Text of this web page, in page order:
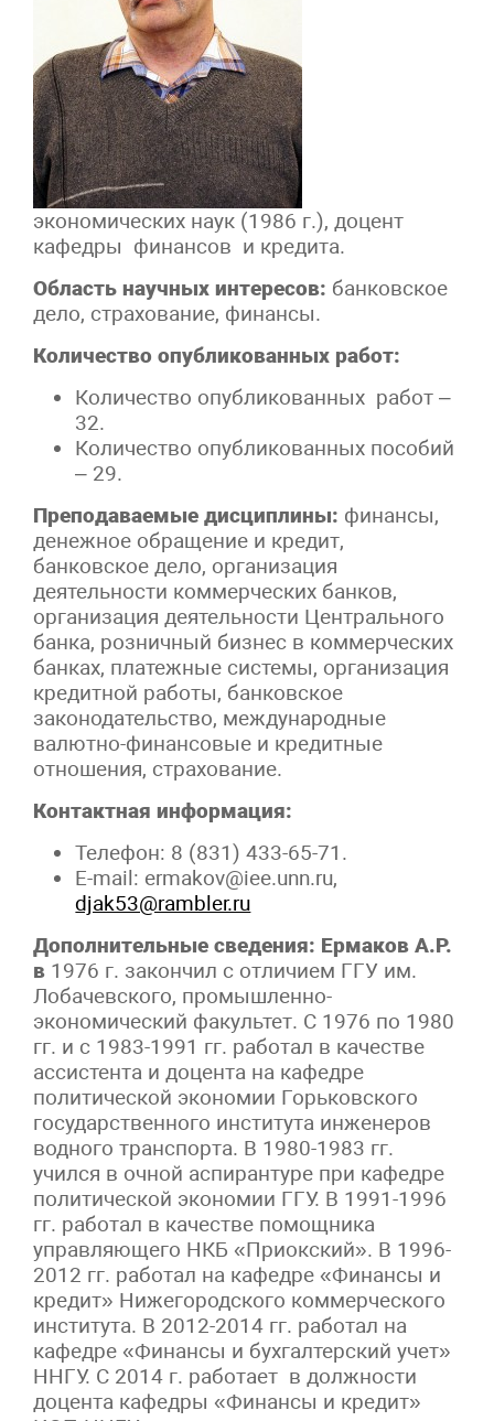
экономических наук (1986 г.), доцент
кафедры финансов и кредита.
Область научных интересов: банковское
дело, страхование, финансы.
Количество опубликованных работ:
Количество опубликованных работ –
32.
Количество опубликованных пособий
– 29.
Преподаваемые дисциплины: финансы,
денежное обращение и кредит,
банковское дело, организация
деятельности коммерческих банков,
организация деятельности Центрального
банка, розничный бизнес в коммерческих
банках, платежные системы, организация
кредитной работы, банковское
законодательство, международные
валютно-финансовые и кредитные
отношения, страхование.
Контактная информация:
Телефон: 8 (831) 433-65-71.
E-mail: ermakov@iee.unn.ru,
djak53@rambler.ru
Дополнительные сведения: Ермаков А.Р.
в 1976 г. закончил с отличием ГГУ им.
Лобачевского, промышленно-
экономический факультет. С 1976 по 1980
гг. и с 1983-1991 гг. работал в качестве
ассистента и доцента на кафедре
политической экономии Горьковского
государственного института инженеров
водного транспорта. В 1980-1983 гг.
учился в очной аспирантуре при кафедре
политической экономии ГГУ. В 1991-1996
гг. работал в качестве помощника
управляющего НКБ «Приокский». В 1996-
2012 гг. работал на кафедре «Финансы и
кредит» Нижегородского коммерческого
института. В 2012-2014 гг. работал на
кафедре «Финансы и бухгалтерский учет»
ННГУ. С 2014 г. работает в должности
доцента кафедры «Финансы и кредит»